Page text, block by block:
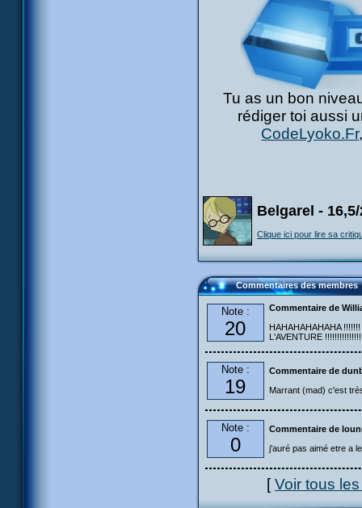
Tu as un bon
rédiger toi aussi
CodeLyoko.Fr
Belgarel - 16,5/
Clique ici pour lire sa
Commentaires des membres
Note :
20
Commentaire de
HAHAHAHAHAHA
L'AVENTURE
Note :
19
Commentaire de
Marrant (mad) c'est
Note :
0
Commentaire de
j'auré pas aimé etre a
[Voir tous